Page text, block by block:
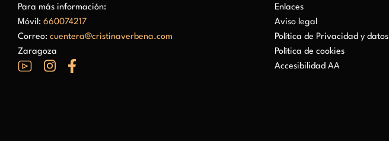
Para más información:
Móvil: 660074217
Correo: cuentera@cristinaverbena.com
Zaragoza
Enlaces
Aviso legal
Política de Privacidad y datos
Política de cookies
Accesibilidad AA